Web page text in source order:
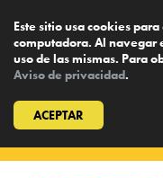
Este sitio usa cookies
computadora. Al navegar
uso de las mismas. Para
Aviso de privacidad.
ACEPTAR